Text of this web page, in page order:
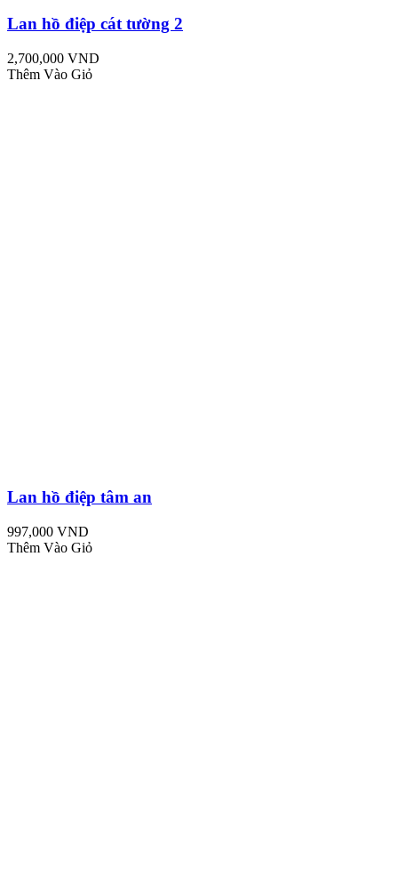
Lan hồ điệp cát tường 2
2,700,000 VND
Thêm Vào Giỏ
Lan hồ điệp tâm an
997,000 VND
Thêm Vào Giỏ